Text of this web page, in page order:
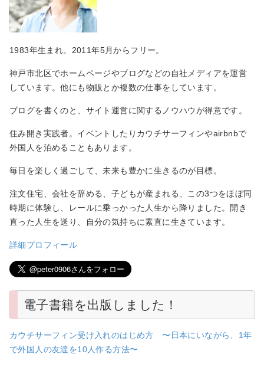
1983年生まれ。2011年5月からフリー。
神戸市北区でホームページやブログなどの自社メディアを運営
しています。他にも物販とか複数の仕事をしています。
ブログを書くのと、サイト運営に関するノウハウが得意です。
住み開き実践者。イベントしたりカウチサーフィンやairbnbで
外国人を泊めることもあります。
毎日を楽しく過ごして、未来も豊かに生きるのが目標。
注文住宅、会社を辞める、子どもが産まれる、この3つをほぼ同
時期に体験し、レールに乗っかった人生から降りました。開き
直った人生を送り、自分の気持ちに素直に生きています。
詳細プロフィール
電子書籍を出版しました！
カウチサーフィン受け入れのはじめ方 〜日本にいながら、1年
で外国人の友達を10人作る方法〜